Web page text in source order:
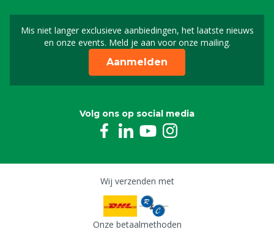
Mis niet langer exclusieve aanbiedingen, het laatste nieuws
en onze events. Meld je aan voor onze mailing.
Schrijf je in voor onze
Aanmelden
Volg ons op social media
Wij verzenden met
Onze betaalmethoden